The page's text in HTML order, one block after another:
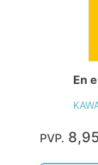
En
PVP.